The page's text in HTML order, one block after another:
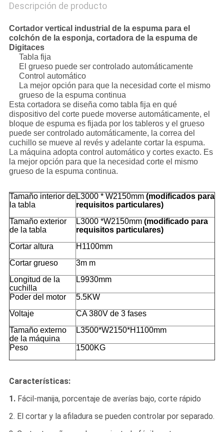
Descripción de producto
Cortador vertical industrial de la espuma para el
colchón de la esponja, cortadora de la espuma de
Digitaces
Tabla fija
El grueso puede ser controlado automáticamente
Control automático
La mejor opción para que la necesidad corte el mismo
grueso de la espuma continua
Esta cortadora se diseña como tabla fija en qué
dispositivo del corte puede moverse automáticamente, el
bloque de espuma es fijada por los tableros y el grueso
puede ser controlado automáticamente, la correa del
cuchillo se mueve al revés y adelante cortar la espuma.
La máquina adopta control automático y cortes exacto. Es
la mejor opción para que la necesidad corte el mismo
grueso de la espuma continua.
Tamaño interior de
la tabla
L3000 * W2150mm (modificados para
requisitos particulares)
Tamaño exterior
de la tabla
L3000 *W2150mm (modificado para
requisitos particulares)
Cortar altura
H1100mm
Cortar grueso
3m m
Longitud de la
cuchilla
L9930mm
Poder del motor
5.5KW
Voltaje
CA 380V de 3 fases
Tamaño externo
de la máquina
L3500*W2150*H1100mm
Peso 1500KG
Características:
1. Fácil-manija, porcentaje de averías bajo, corte rápido
2. El cortar y la afiladura se pueden controlar por separado.